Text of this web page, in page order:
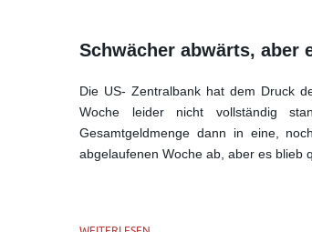
Schwächer abwärts, aber
Die US- Zentralbank hat dem Druck
Woche leider nicht vollständig
Gesamtgeldmenge dann in eine,
abgelaufenen Woche ab, aber es blieb